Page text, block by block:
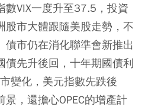
數VIX一度升至37.5，投資
股市大體跟隨美股走勢，不
債市仍在消化聯準會新推出
債先升後回，十年期國債利
變化，美元指數先跌後
，還擔心OPEC的增產計